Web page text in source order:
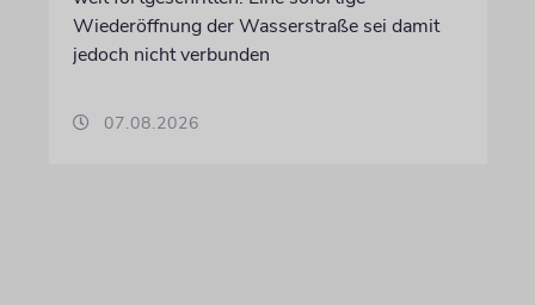
Wiederöffnung der Wasserstraße sei damit
jedoch nicht verbunden
07.08.2026